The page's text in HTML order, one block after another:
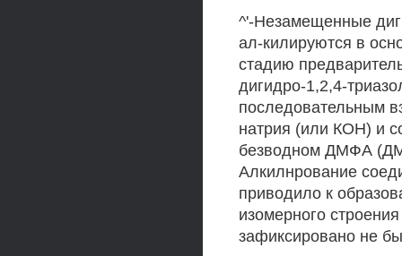
^'-Незамещенные
ал-килируются в
стадию
дигидро-1,2,4-
последовательным
натрия (или КОН) и
безводном ДМФА
Алкилнрование
приводило к
изомерного
зафиксировано не